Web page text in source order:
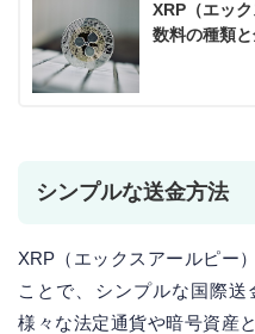
XRP（エッ
数料の種類と
シンプルな送金方法
XRP（エックスアールピー
ことで、シンプルな国際
様々な法定通貨や暗号資産